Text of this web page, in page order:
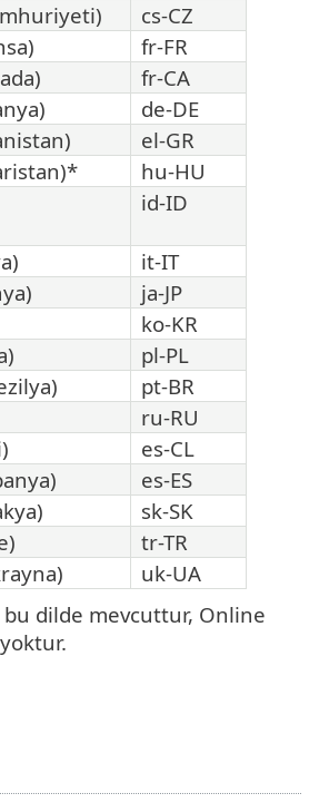
cs-CZ
fr-FR
fr-CA
de-DE
el-GR
hu-HU
id-ID
it-IT
ja-JP
ko-KR
pl-PL
pt-BR
ru-RU
es-CL
es-ES
sk-SK
tr-TR
uk-UA
bu dilde mevcuttur, Online